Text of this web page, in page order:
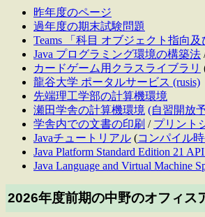
昨年度のページ
過年度の期末試験問題
Teams 「科目 オブジェクト指向
Java プログラミング環境の構築法
カードゲーム用クラスライブラリ
龍谷大学 ポータルサービス (rusis)
先端理工学部の計算機環境
瀬田学舎の計算機環境 (自習開放
学舎内での文書の印刷 / プリント
Javaチュートリアル (コンパイル
Java Platform Standard Edition 21
Java Language and Virtual Machine
2026年度前期の中野のオフィス